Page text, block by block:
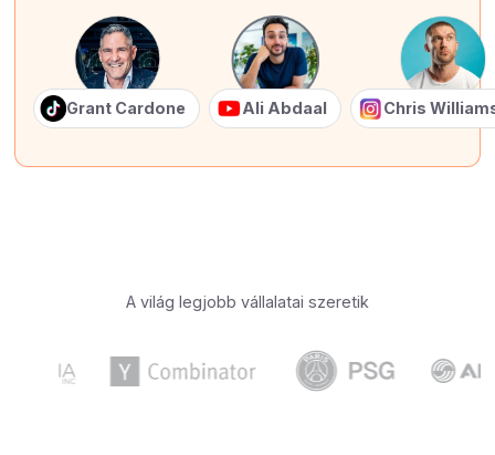
Grant Cardone Ali Abdaal Chris
A világ legjobb vállalatai szeretik